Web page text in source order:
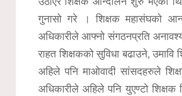
गुनासो गरे । शिक्षक महासंघको
अधिकारीले आफ्नो संगठनप्रति
राहत शिक्षकको सुविधा बढाउने,
अहिले पनि माओवादी सांसदहरुले
अधिकारीले अहिले पनि युएण्टो शिक्षक